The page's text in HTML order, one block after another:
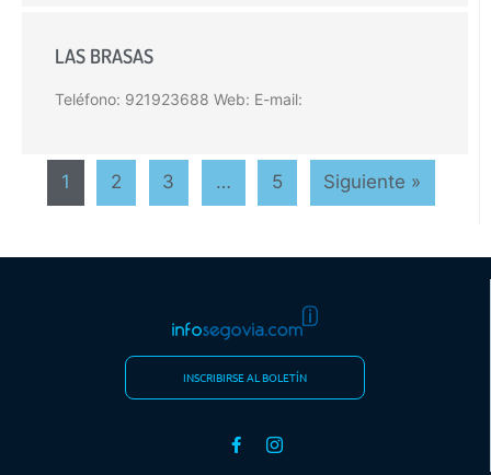
LAS BRASAS
Teléfono: 921923688 Web: E-mail:
1 2 3 … 5 Siguiente »
INSCRIBIRSE AL BOLETÍN